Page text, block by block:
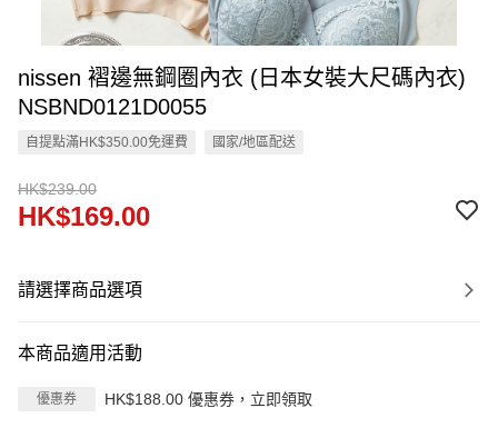
nissen 褶邊無鋼圈內衣 (日本女裝大尺碼內衣)
NSBND0121D0055
自提點滿HK$350.00免運費 國家/地區配送
HK$239.00
HK$169.00
請選擇商品選項
本商品適用活動
優惠券 HK$188.00 優惠券，立即領取